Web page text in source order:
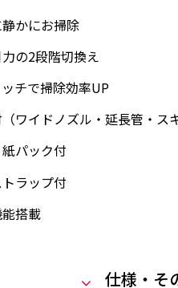
かにお掃除
の2段階切換え
チで掃除効率UP
ワイドノズル・延長管・ス
パック付
ラップ付
搭載
仕様・そ